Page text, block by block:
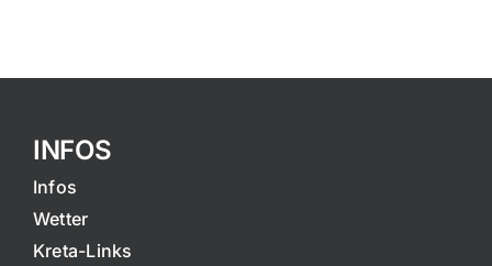
INFOS
Infos
Wetter
Kreta-Links